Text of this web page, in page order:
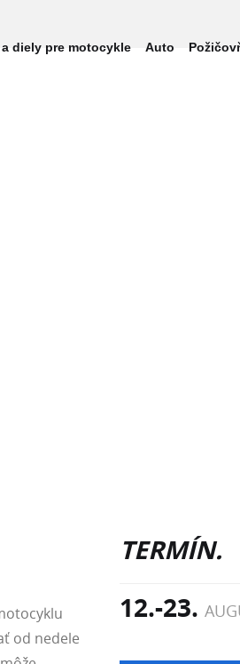
diely pre motocykle Auto
od nedele
TERMÍN.
12.-23.